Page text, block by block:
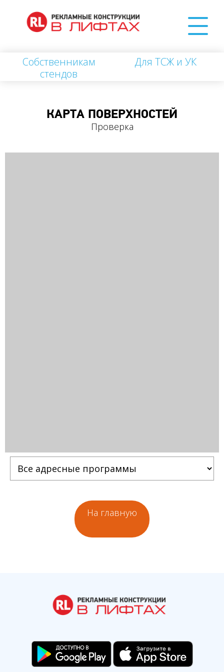
Собственникам
стендов
Для ТСЖ и УК
КАРТА ПОВЕРХНОСТЕЙ
Проверка
На главную